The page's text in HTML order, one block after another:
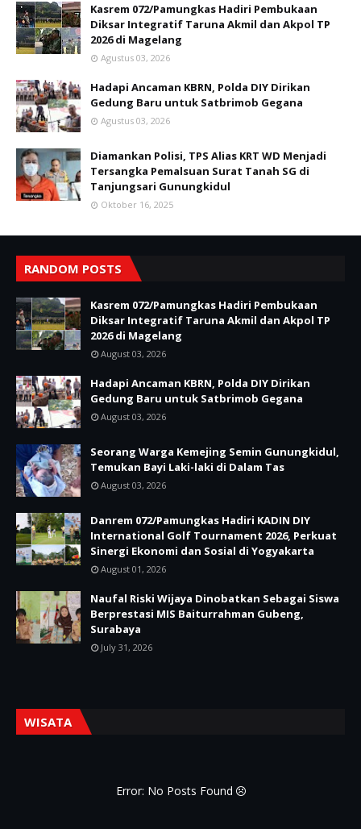
Kasrem 072/Pamungkas Hadiri Pembukaan
Diksar Integratif Taruna Akmil dan Akpol TP
2026 di Magelang
Agustus 03, 2026
Hadapi Ancaman KBRN, Polda DIY Dirikan
Gedung Baru untuk Satbrimob Gegana
Agustus 03, 2026
Diamankan Polisi, TPS Alias KRT WD Menjadi
Tersangka Pemalsuan Surat Tanah SG di
Tanjungsari Gunungkidul
Oktober 16, 2025
RANDOM POSTS
Kasrem 072/Pamungkas Hadiri Pembukaan
Diksar Integratif Taruna Akmil dan Akpol TP
2026 di Magelang
August 03, 2026
Hadapi Ancaman KBRN, Polda DIY Dirikan
Gedung Baru untuk Satbrimob Gegana
August 03, 2026
Seorang Warga Kemejing Semin Gunungkidul,
Temukan Bayi Laki-laki di Dalam Tas
August 03, 2026
Danrem 072/Pamungkas Hadiri KADIN DIY
International Golf Tournament 2026, Perkuat
Sinergi Ekonomi dan Sosial di Yogyakarta
August 01, 2026
Naufal Riski Wijaya Dinobatkan Sebagai Siswa
Berprestasi MIS Baiturrahman Gubeng,
Surabaya
July 31, 2026
WISATA
Error: No Posts Found